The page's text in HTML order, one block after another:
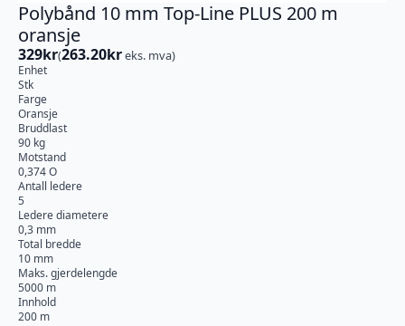
Polybånd 10 mm Top-Line PLUS 200 m
oransje
329kr(263.20kreks. mva)
Enhet
Stk
Farge
Oransje
Bruddlast
90 kg
Motstand
0,374 O
Antall ledere
5
Ledere diametere
0,3 mm
Total bredde
10 mm
Maks. gjerdelengde
5000 m
Innhold
200 m